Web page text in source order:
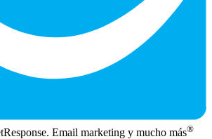
Email marketing y mucho más®